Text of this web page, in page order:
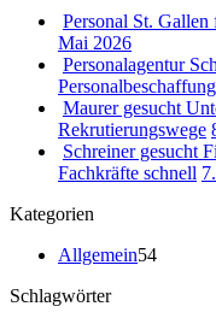
Personal St.
Mai 2026
Personalagentur
Maurer gesucht
Rekrutierungswege
Schreiner gesucht
Fachkräfte schnell
Kategorien
Allgemein54
Schlagwörter